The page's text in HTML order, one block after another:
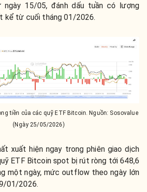
15/05, đánh dấu tuần có lượng
kể từ cuối tháng 01/2026.
tiền của các quỹ ETF Bitcoin. Nguồn: Sosovalue
(Ngày 25/05/2026)
xuất hiện ngay trong phiên giao dịch
ETF Bitcoin spot bị rút ròng tới 648,6
một ngày, mức outflow theo ngày lớn
01/2026.